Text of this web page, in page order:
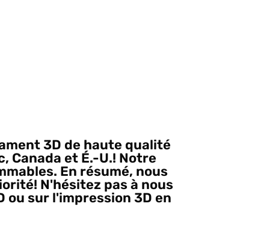
3D de haute qualité
Canada et É.-U.! Notre
En résumé, nous
N'hésitez pas à nous
sur l'impression 3D en